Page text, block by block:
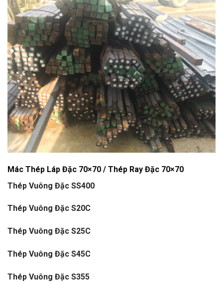
Mác Thép Láp Đặc 70×70 / Thép Ray Đặc 70×70
Thép Vuông Đặc SS400
Thép Vuông Đặc S20C
Thép Vuông Đặc S25C
Thép Vuông Đặc S45C
Thép Vuông Đặc S355